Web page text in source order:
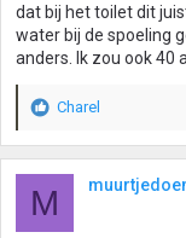
dat bij het toilet dit
water bij de spoeling
anders. Ik zou ook 40
W
a
d
Charel
M